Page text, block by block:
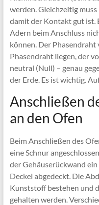
werden. Gleichzeitig
damit der Kontakt gut ist.
Adern beim Anschluss
können. Der
Phasendraht liegen, der
neutral (Null) – genau
der Erde. Es ist wichtig.
Anschließen
an den Ofen
Beim Anschließen des
eine Schnur
der Gehäuserückwand
Deckel abgedeckt. Die
Kunststoff bestehen und
gehalten werden.